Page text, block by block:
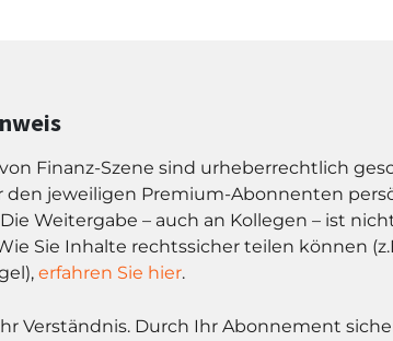
Finanz-Szene sind urheberrechtlich
den jeweiligen Premium-Abonnenten
Weitergabe – auch an Kollegen – ist
Sie Inhalte rechtssicher teilen können
erfahren Sie hier.
Verständnis. Durch Ihr Abonnement